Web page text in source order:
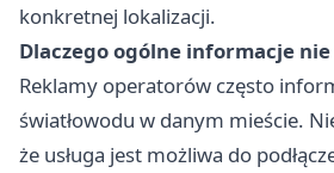
konkretnej lokalizacji.
Dlaczego ogólne informacje
Reklamy operatorów często
światłowodu w danym mieście.
że usługa jest możliwa do